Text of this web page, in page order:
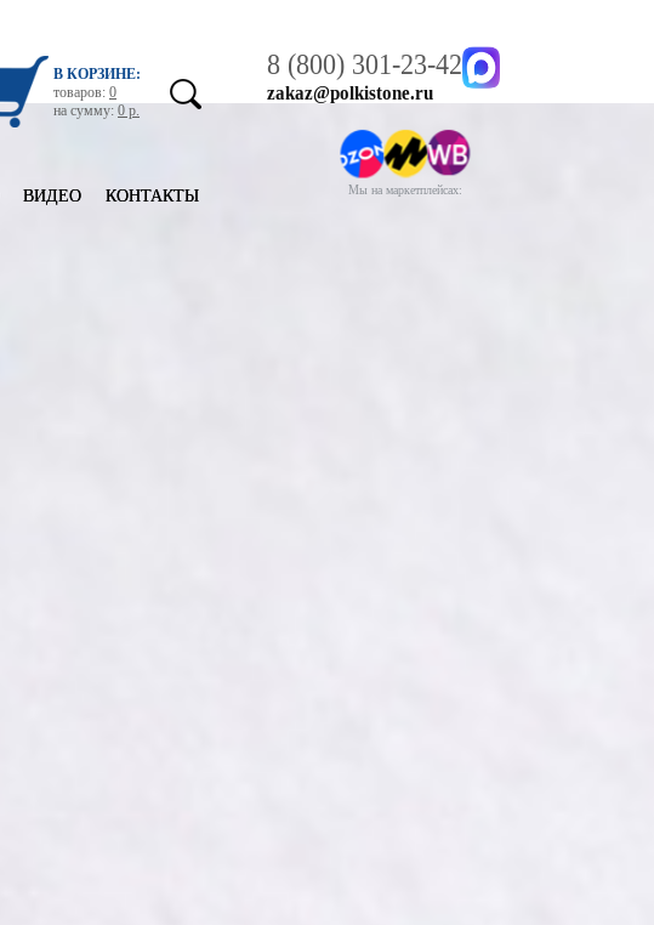
В КОРЗИНЕ:
товаров: 0
на сумму: 0 р.
8 (800) 301-23-42
zakaz@polkistone.ru
Мы на маркетплейсах:
ВИДЕО КОНТАКТЫ